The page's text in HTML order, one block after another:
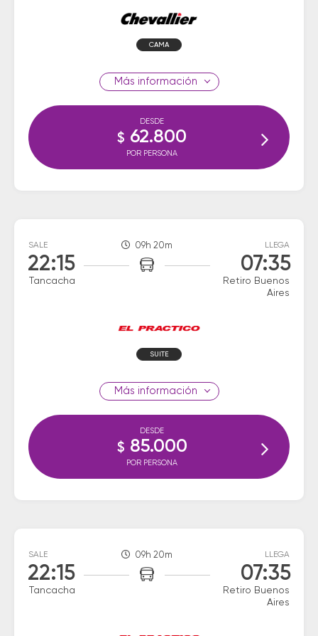
CAMA
información
DESDE
$ 62.800
POR PERSONA
SALE
22:15
Tancacha
09h 20m LLEGA
07:35
Retiro Buenos
Aires
SUITE
información
DESDE
$ 85.000
POR PERSONA
SALE
22:15
Tancacha
09h 20m LLEGA
07:35
Retiro Buenos
Aires